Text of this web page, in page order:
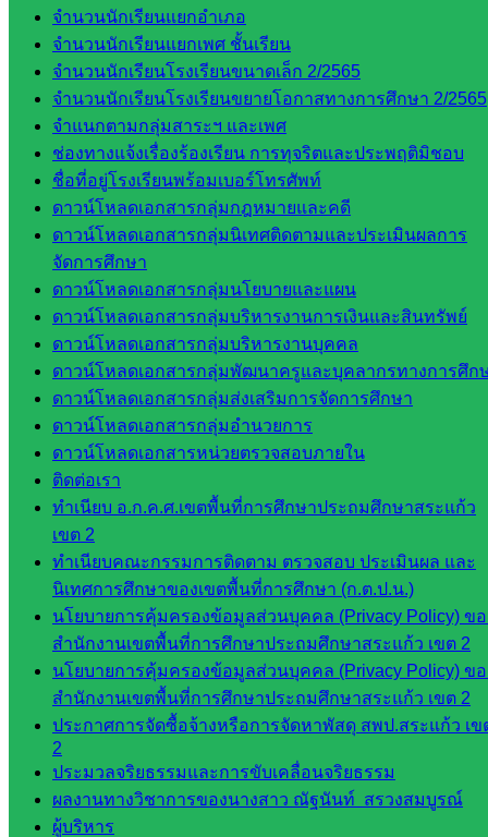
จำนวนนักเรียนแยกอำเภอ
จำนวนนักเรียนแยกเพศ ชั้นเรียน
จำนวนนักเรียนโรงเรียนขนาดเล็ก 2/2565
จำนวนนักเรียนโรงเรียนขยายโอกาสทางการศึกษา 2/2565
จำแนกตามกลุ่มสาระฯ และเพศ
ช่องทางแจ้งเรื่องร้องเรียน การทุจริตและประพฤติมิชอบ
ชื่อที่อยู่โรงเรียนพร้อมเบอร์โทรศัพท์
ดาวน์โหลดเอกสารกลุ่มกฎหมายและคดี
ดาวน์โหลดเอกสารกลุ่มนิเทศติดตามและประเมินผลการ
จัดการศึกษา
ดาวน์โหลดเอกสารกลุ่มนโยบายและแผน
ดาวน์โหลดเอกสารกลุ่มบริหารงานการเงินและสินทรัพย์
ดาวน์โหลดเอกสารกลุ่มบริหารงานบุคคล
ดาวน์โหลดเอกสารกลุ่มพัฒนาครูและบุคลากรทางการศึก
ดาวน์โหลดเอกสารกลุ่มส่งเสริมการจัดการศึกษา
ดาวน์โหลดเอกสารกลุ่มอำนวยการ
ดาวน์โหลดเอกสารหน่วยตรวจสอบภายใน
ติดต่อเรา
ทำเนียบ อ.ก.ค.ศ.เขตพื้นที่การศึกษาประถมศึกษาสระแก้ว
เขต 2
ทำเนียบคณะกรรมการติดตาม ตรวจสอบ ประเมินผล และ
นิเทศการศึกษาของเขตพื้นที่การศึกษา (ก.ต.ป.น.)
นโยบายการคุ้มครองข้อมูลส่วนบุคคล (Privacy Policy) ข
สำนักงานเขตพื้นที่การศึกษาประถมศึกษาสระแก้ว เขต 2
นโยบายการคุ้มครองข้อมูลส่วนบุคคล (Privacy Policy) ข
สำนักงานเขตพื้นที่การศึกษาประถมศึกษาสระแก้ว เขต 2
ประกาศการจัดซื้อจ้างหรือการจัดหาพัสดุ สพป.สระแก้ว เข
2
ประมวลจริยธรรมและการขับเคลื่อนจริยธรรม
ผลงานทางวิชาการของนางสาว ณัฐนันท์ สรวงสมบูรณ์
ผู้บริหาร
จัดการ
ศึกษา
กลุ่ม
บริหาร
งาน
บุคคล
กลุ่ม
พัฒนาครู
และบุ
คลากรฯ
กลุ่มนิ
เทศ
ติดตาม
และประ
เมินผลฯ
เว็บไซต์
หลักสูตร
ต้าน
ทุจริต
ห้อง
นิเทศ
ศน.นิพนธ์
พรมพิไล
ห้อง
นิเทศ
ศน.ชยา
ธิศ/
ศน.อัญชลี
ห้อง
นิเทศ